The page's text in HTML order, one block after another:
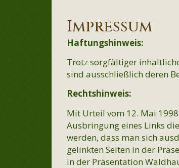
Impressum
Haftungshinweis:
Trotz sorgfältiger
sind ausschließlich deren
Rechtshinweis:
Mit Urteil vom 12. Mai
Ausbringung eines Links
werden, dass man sich
gelinkten Seiten in der
in der Präsentation